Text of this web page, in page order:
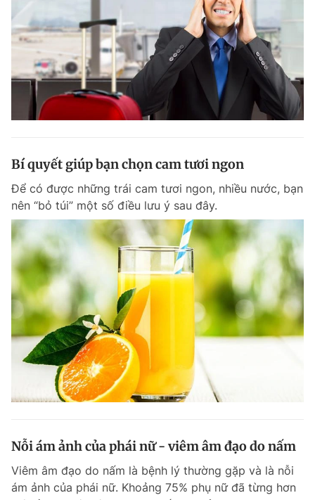
Bí quyết giúp bạn chọn cam tươi ngon
Để có được những trái cam tươi ngon, nhiều nước, bạn
nên “bỏ túi” một số điều lưu ý sau đây.
Nỗi ám ảnh của phái nữ - viêm âm đạo do nấm
Viêm âm đạo do nấm là bệnh lý thường gặp và là nỗi
ám ảnh của phái nữ. Khoảng 75% phụ nữ đã từng hơn